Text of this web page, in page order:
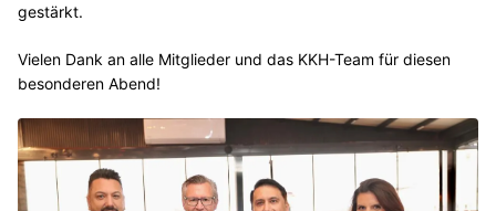
gestärkt.
Vielen Dank an alle Mitglieder und das KKH-Team für diesen
besonderen Abend!